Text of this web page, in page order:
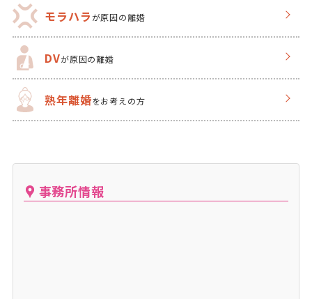
モラハラが原因の離婚
DVが原因の離婚
熟年離婚をお考えの方
事務所情報